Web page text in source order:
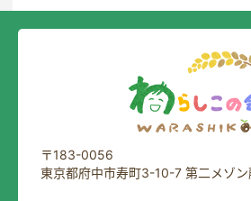
〒183-0056
東京都府中市寿町3-10-7 第二メゾン